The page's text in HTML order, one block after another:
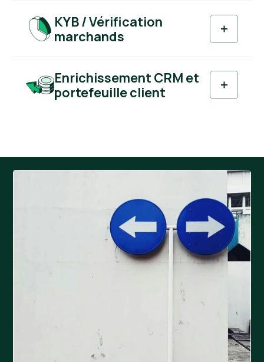
KYB / Vérification
marchands
Enrichissement CRM et
portefeuille client